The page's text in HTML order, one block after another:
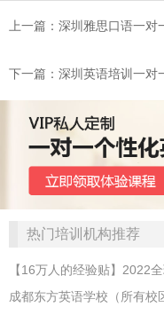
上一篇：深圳雅思口语一
下一篇：深圳英语培训一对
热门培训机构推荐
成都东方英语学校（所有校